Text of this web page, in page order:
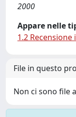
2000
Appare nelle
1.2 Recensione
File in questo
Non ci sono file